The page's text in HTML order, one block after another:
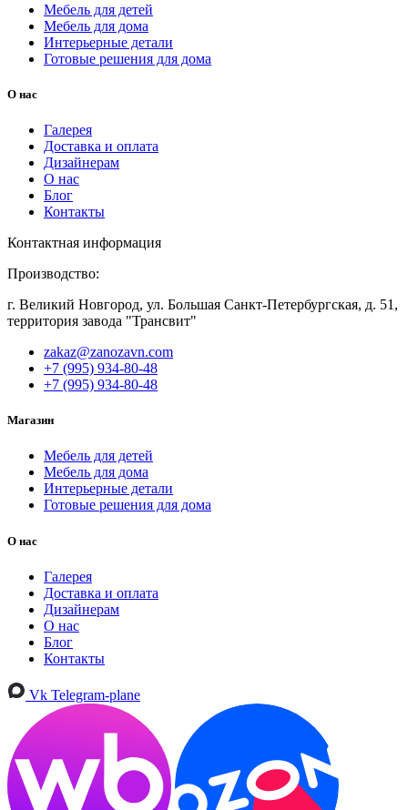
Мебель для детей
Мебель для дома
Интерьерные детали
Готовые решения для дома
О нас
Галерея
Доставка и оплата
Дизайнерам
О нас
Блог
Контакты
Контактная информация
Производство:
г. Великий Новгород, ул. Большая Санкт-Петербургская, д. 51,
территория завода "Трансвит"
zakaz@zanozavn.com
+7 (995) 934-80-48
+7 (995) 934-80-48
Магазин
Мебель для детей
Мебель для дома
Интерьерные детали
Готовые решения для дома
О нас
Галерея
Доставка и оплата
Дизайнерам
О нас
Блог
Контакты
Vk Telegram-plane